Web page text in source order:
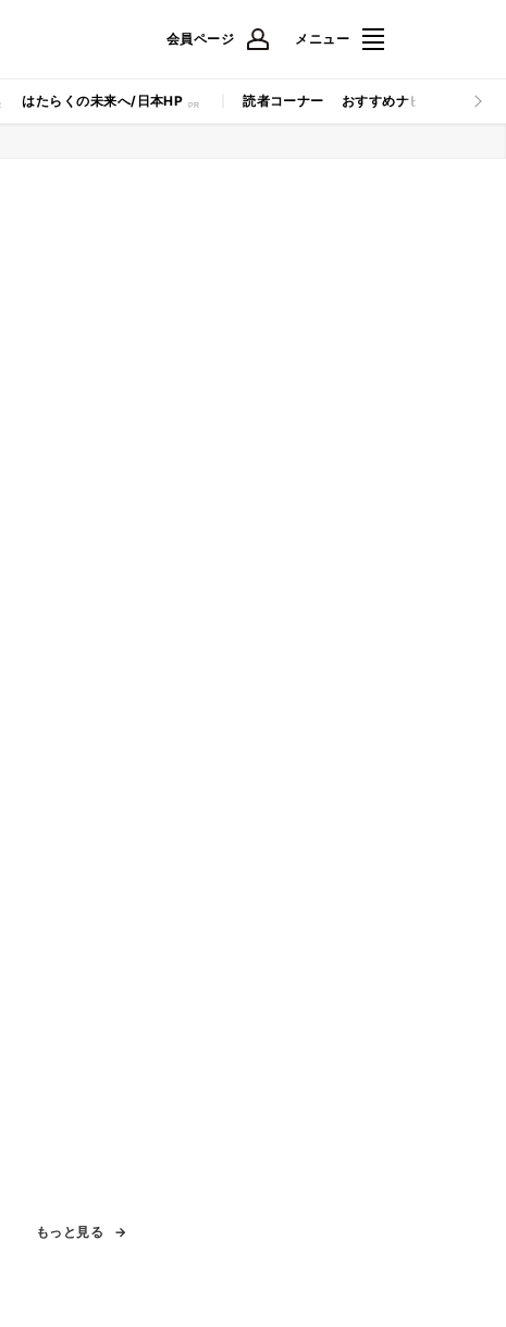
会員ページ メニュー
はたらくの未来へ/日本HP 読者コーナー おすすめナビ マイナビ
もっと見る